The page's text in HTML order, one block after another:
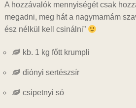
A hozzávalók mennyiségét csak
megadni, meg hát a nagymamám
ész nélkül kell csinálni”
kb. 1 kg főtt krumpli
diónyi sertészsír
csipetnyi só